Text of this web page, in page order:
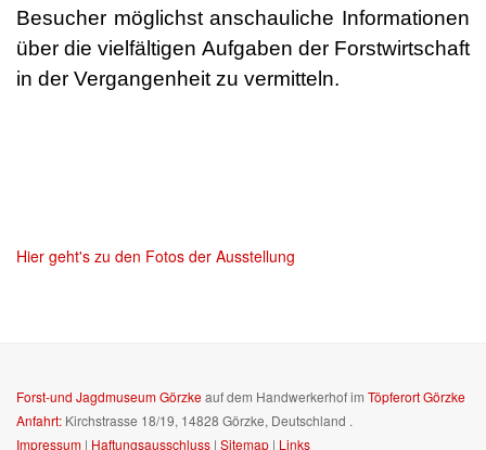
Besucher möglichst anschauliche Informationen
über die vielfältigen Aufgaben der Forstwirtschaft
in der Vergangenheit zu vermitteln.
Hier geht's zu den Fotos der Ausstellung
Forst-und Jagdmuseum Görzkeauf dem Handwerkerhof im Töpferort Görzke
Anfahrt: Kirchstrasse 18/19, 14828 Görzke, Deutschland .
Impressum | Haftungsausschluss | Sitemap | Links